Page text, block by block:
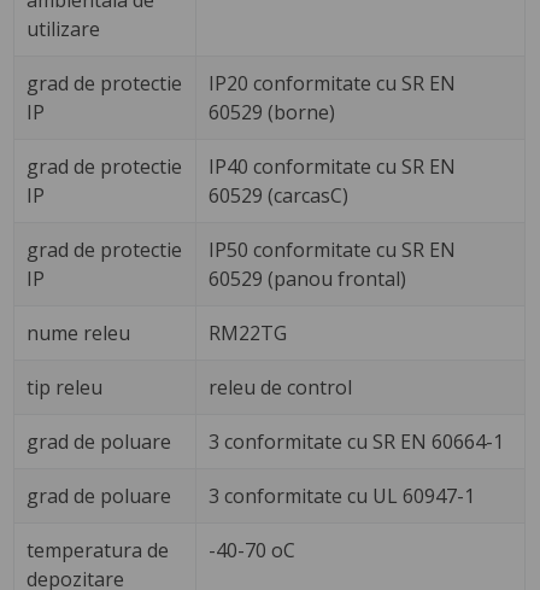
utilizare
grad de protectie
IP
IP20 conformitate cu SR EN
60529 (borne)
grad de protectie
IP
IP40 conformitate cu SR EN
60529 (carcasC)
grad de protectie
IP
IP50 conformitate cu SR EN
60529 (panou frontal)
nume releu RM22TG
tip releu releu de control
grad de poluare 3 conformitate cu SR EN 60664-1
grad de poluare 3 conformitate cu UL 60947-1
temperatura de
depozitare
-40-70 oC